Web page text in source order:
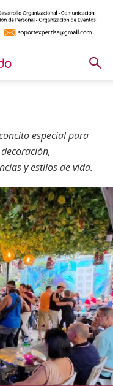
especial para
y estilos de vida.